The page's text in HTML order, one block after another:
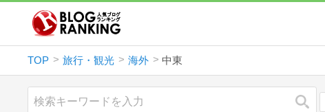
TOP 旅行・観光 海外 中東
検索